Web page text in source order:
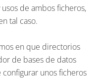
de ambos ficheros,
tal caso.
en que directorios
de bases de datos
configurar unos ficheros